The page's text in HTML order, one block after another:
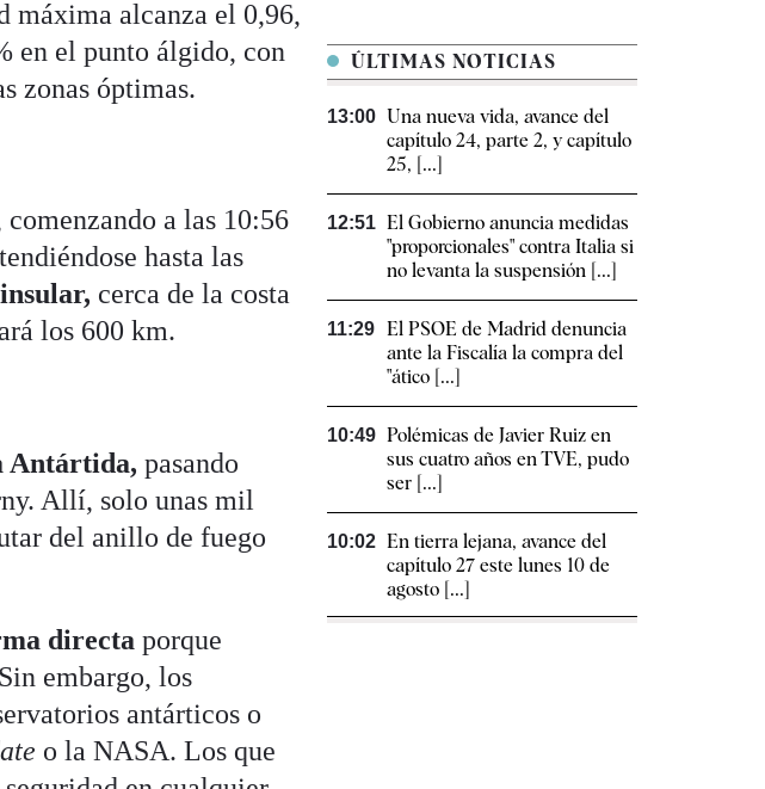
máxima alcanza el 0,96,
en el punto álgido, con
zonas óptimas.
comenzando a las 10:56
hasta las
cerca de la costa
los 600 km.
Antártida, pasando
Allí, solo unas mil
del anillo de fuego
directaporque
embargo, los
antárticos o
o la NASA. Los que
ÚLTIMAS NOTICIAS
13:00 Una nueva vida, avance del
capítulo 24, parte 2, y capítulo
25, [...]
12:51 El Gobierno anuncia medidas
"proporcionales" contra Italia si
no levanta la suspensión [...]
11:29 El PSOE de Madrid denuncia
ante la Fiscalía la compra del
"ático [...]
10:49 Polémicas de Javier Ruiz en
sus cuatro años en TVE, pudo
ser [...]
10:02 En tierra lejana, avance del
capítulo 27 este lunes 10 de
agosto [...]